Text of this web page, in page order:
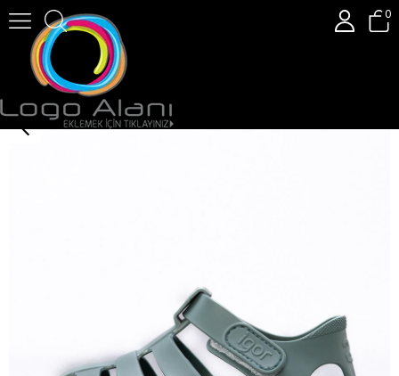
0
Igor Nıco Caramelo Çocuk Sandalet S10291